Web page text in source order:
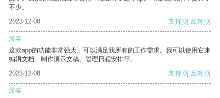
不少。
2023-12-08
支持[0] 反对[0]
游客
这款app的功能非常强大，可以满足我所有的工作需求。我可以使用它来
编辑文档、制作演示文稿、管理日程安排等。
2023-12-08
支持[0] 反对[0]
游客